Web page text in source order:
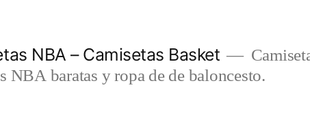
NBA – Camisetas Basket
NBA baratas y ropa de de baloncesto.